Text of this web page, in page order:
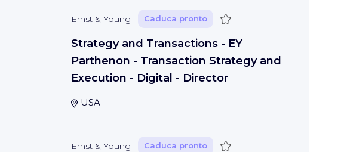
Ernst & Young Caduca pronto Guardar
Strategy and Transactions - EY
Parthenon - Transaction Strategy and
Execution - Digital - Director
USA
Ernst & Young Caduca pronto Guardar